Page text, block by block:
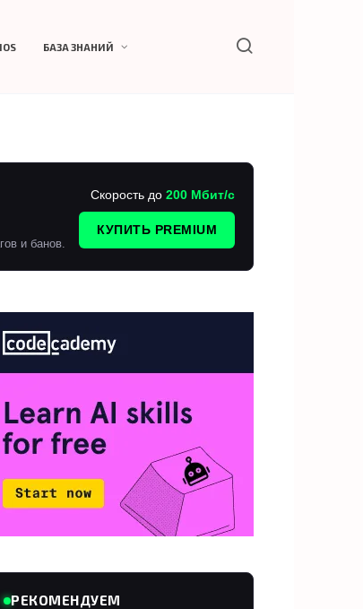
БАЗА ЗНАНИЙ
и банов.
Скорость до 200 Мбит/с
КУПИТЬ PREMIUM
РЕКОМЕНДУЕМ